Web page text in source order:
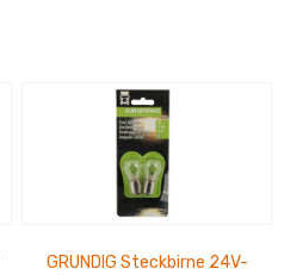
GRUNDIG Steckbirne 24V-